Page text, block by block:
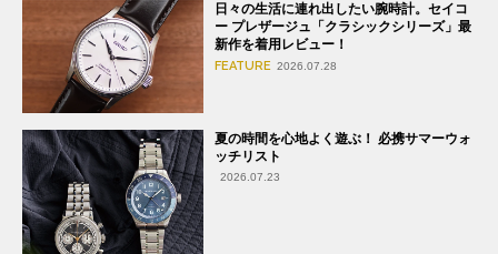
日々の生活に連れ出したい腕時計。セイコ
ー プレザージュ「クラシックシリーズ」最
新作を着用レビュー！
FEATURE 2026.07.28
夏の時間を心地よく遊ぶ！ 必携サマーウォ
ッチリスト
2026.07.23